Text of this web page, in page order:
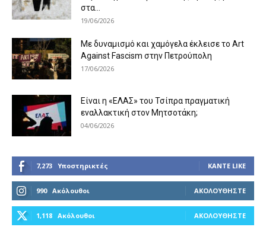
στα...
19/06/2026
Με δυναμισμό και χαμόγελα έκλεισε το Art
Against Fascism στην Πετρούπολη
17/06/2026
Είναι η «ΕΛΑΣ» του Τσίπρα πραγματική
εναλλακτική στον Μητσοτάκη;
04/06/2026
7,273 Υποστηρικτές ΚΆΝΤΕ LIKE
990 Ακόλουθοι ΑΚΟΛΟΥΘΉΣΤΕ
1,118 Ακόλουθοι ΑΚΟΛΟΥΘΉΣΤΕ